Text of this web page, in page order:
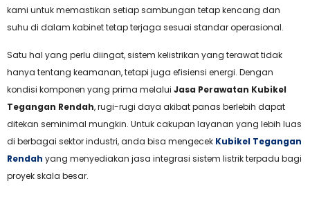
kami untuk memastikan setiap sambungan tetap kencang dan
suhu di dalam kabinet tetap terjaga sesuai standar operasional.
Satu hal yang perlu diingat, sistem kelistrikan yang terawat tidak
hanya tentang keamanan, tetapi juga efisiensi energi. Dengan
kondisi komponen yang prima melalui Jasa Perawatan Kubikel
Tegangan Rendah, rugi-rugi daya akibat panas berlebih dapat
ditekan seminimal mungkin. Untuk cakupan layanan yang lebih luas
di berbagai sektor industri, anda bisa mengecek Kubikel Tegangan
Rendah yang menyediakan jasa integrasi sistem listrik terpadu bagi
proyek skala besar.